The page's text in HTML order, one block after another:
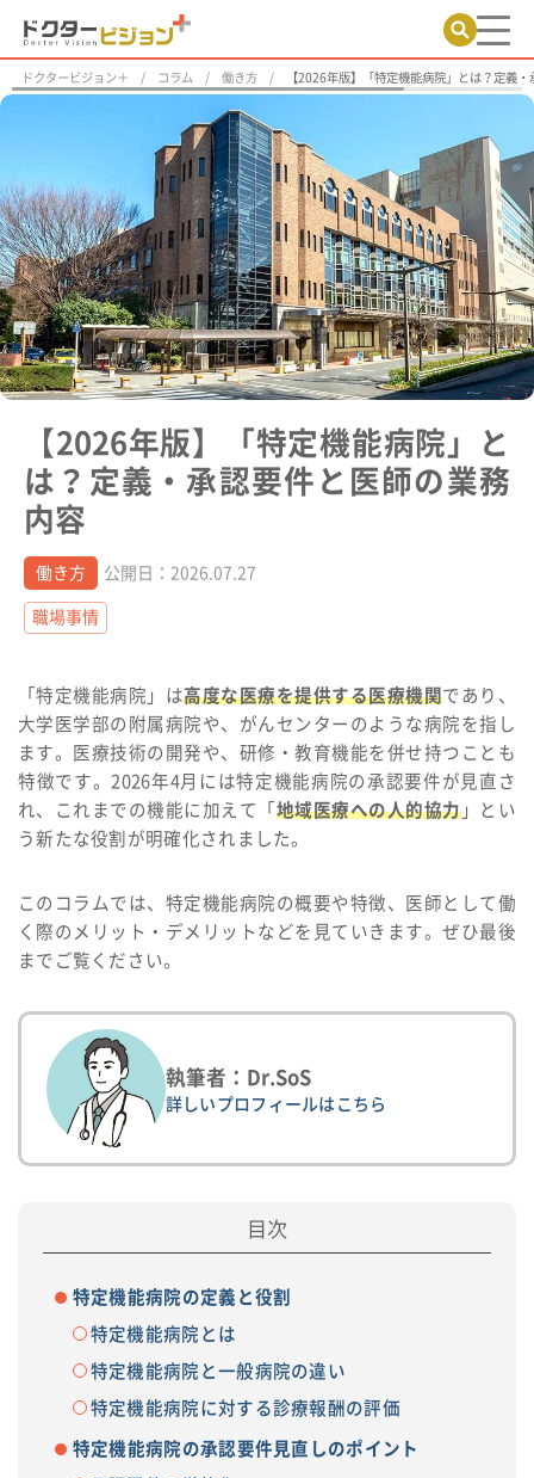
ドクタービジョン＋ コラム 働き方 【2026年版】「特定機能病院」とは？定義
【2026年版】「特定機能病院」と
は？定義・承認要件と医師の業務
内容
働き方 公開日：2026.07.27
職場事情
「特定機能病院」は高度な医療を提供する医療機関であり、
大学医学部の附属病院や、がんセンターのような病院を指し
ます。医療技術の開発や、研修・教育機能を併せ持つことも
特徴です。2026年4月には特定機能病院の承認要件が見直さ
れ、これまでの機能に加えて「 地域医療への人的協力」とい
う新たな役割が明確化されました。
このコラムでは、特定機能病院の概要や特徴、医師として働
く際のメリット・デメリットなどを見ていきます。ぜひ最後
までご覧ください。
執筆者：Dr.SoS
詳しいプロフィールはこちら
特定機能病院の定義と役割
特定機能病院とは
特定機能病院と一般病院の違い
特定機能病院に対する診療報酬の評価
特定機能病院の承認要件見直しのポイント